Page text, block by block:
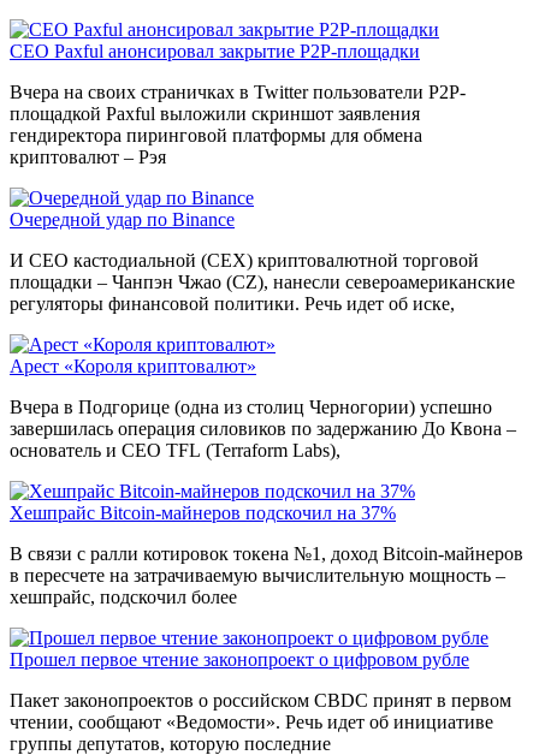
CEO Paxful анонсировал закрытие P2P-площадки
Вчера на своих страничках в Twitter пользователи P2P-
площадкой Paxful выложили скриншот заявления
гендиректора пиринговой платформы для обмена
криптовалют – Рэя
Очередной удар по Binance
И CEO кастодиальной (CEX) криптовалютной торговой
площадки – Чанпэн Чжао (CZ), нанесли североамериканские
регуляторы финансовой политики. Речь идет об иске,
Арест «Короля криптовалют»
Вчера в Подгорице (одна из столиц Черногории) успешно
завершилась операция силовиков по задержанию До Квона –
основатель и CEO TFL (Terraform Labs),
Хешпрайс Bitcoin-майнеров подскочил на 37%
В связи с ралли котировок токена №1, доход Bitcoin-майнеров
в пересчете на затрачиваемую вычислительную мощность –
хешпрайс, подскочил более
Прошел первое чтение законопроект о цифровом рубле
Пакет законопроектов о российском CBDC принят в первом
чтении, сообщают «Ведомости». Речь идет об инициативе
группы депутатов, которую последние